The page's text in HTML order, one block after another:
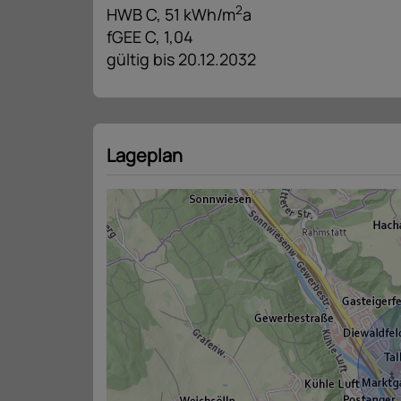
HWBC, 51 kWh/m2a
fGEEC, 1,04
gültig bis 20.12.2032
Lageplan